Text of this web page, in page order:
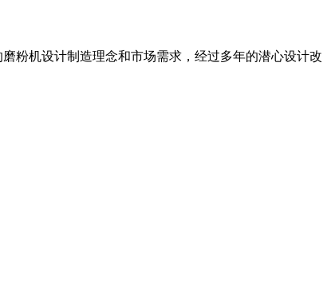
粉机设计制造理念和市场需求，经过多年的潜心设计改